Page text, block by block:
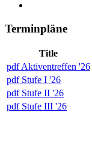
Terminpläne
Title
pdf Aktiventreffen '26
pdf Stufe I '26
pdf Stufe II '26
pdf Stufe III '26